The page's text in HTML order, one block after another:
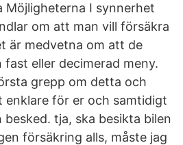
️Möjligheterna I synnerhet
om att man vill försäkra
är medvetna om att de
fast eller decimerad meny.
grepp om detta och
enklare för er och samtidigt
besked. tja, ska besikta bilen
försäkring alls, måste jag